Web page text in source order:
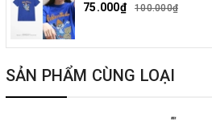
75.000₫
100.000₫
SẢN PHẨM CÙNG LOẠI